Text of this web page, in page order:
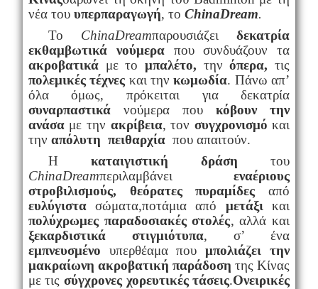
νέα του υπερπαραγωγή, το ChinaDream.
Το ChinaDreamπαρουσιάζειδεκατρία
εκθαμβωτικά νούμεραπου συνδυάζουν τα
ακροβατικάμε το μπαλέτο, τηνόπερα,τις
πολεμικές τέχνες και τηνκωμωδία. Πάνω απ’
όλα όμως, πρόκειται για δεκατρία
συναρπαστικάνούμερα πουκόβουν την
ανάσαμε την ακρίβεια, τον συγχρονισμό και
την απόλυτη πειθαρχία που απαιτούν.
Ηκαταιγιστική δράση του
ChinaDreamπεριλαμβάνειεναέριους
στροβιλισμούς, θεόρατες πυραμίδες από
ευλύγιστασώματα,ποτάμια από μετάξικαι
πολύχρωμες παραδοσιακές στολές, αλλά και
ξεκαρδιστικά στιγμιότυπα, σ’ ένα
εμπνευσμένο υπερθέαμα πουμπολιάζει την
μακραίωνη ακροβατική παράδοσητης Κίνας
με τις σύγχρονες χορευτικές τάσεις.Ονειρικές